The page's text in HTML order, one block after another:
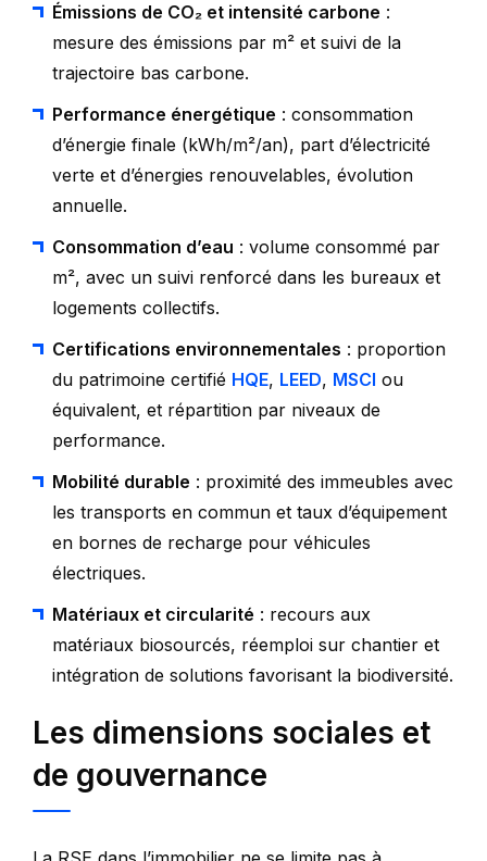
Émissions de CO₂ et intensité carbone :
mesure des émissions par m² et suivi de la
trajectoire bas carbone.
Performance énergétique : consommation
d’énergie finale (kWh/m²/an), part d’électricité
verte et d’énergies renouvelables, évolution
annuelle.
Consommation d’eau : volume consommé par
m², avec un suivi renforcé dans les bureaux et
logements collectifs.
Certifications environnementales : proportion
du patrimoine certifié HQE, LEED, MSCI ou
équivalent, et répartition par niveaux de
performance.
Mobilité durable : proximité des immeubles avec
les transports en commun et taux d’équipement
en bornes de recharge pour véhicules
électriques.
Matériaux et circularité : recours aux
matériaux biosourcés, réemploi sur chantier et
intégration de solutions favorisant la biodiversité.
Les dimensions sociales et
de gouvernance